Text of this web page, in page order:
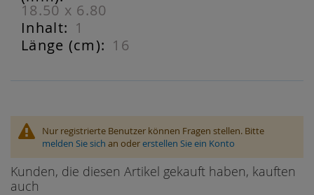
18.50 x 6.80
1
16
Nur registrierte Benutzer können Fragen stellen. Bitte
melden Sie sich an odererstellen Sie ein Konto
Kunden, die diesen Artikel gekauft haben, kauften
auch